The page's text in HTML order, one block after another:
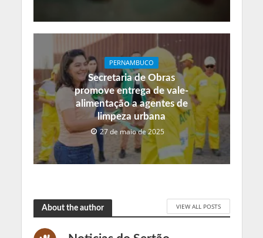
PERNAMBUCO
Secretaria de Obras
promove entrega de vale-
alimentação a agentes de
limpeza urbana
27 de maio de 2025
About the author VIEW ALL POSTS